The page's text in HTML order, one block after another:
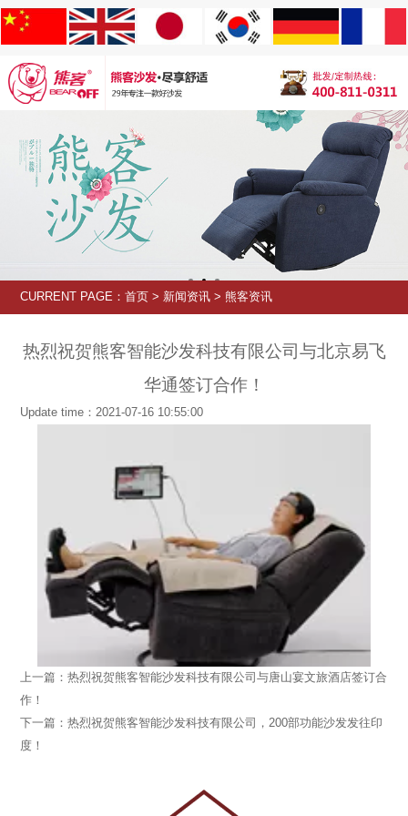
CURRENT PAGE：首页 > 新闻资讯 > 熊客资讯
热烈祝贺熊客智能沙发科技有限公司与北京易飞
华通签订合作！
Update time：2021-07-16 10:55:00
上一篇：热烈祝贺熊客智能沙发科技有限公司与唐山宴文旅酒店签订合
作！
下一篇：热烈祝贺熊客智能沙发科技有限公司，200部功能沙发发往印
度！